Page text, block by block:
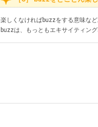
楽しくなければbuzzをする意味な
buzzは、もっともエキサイティン